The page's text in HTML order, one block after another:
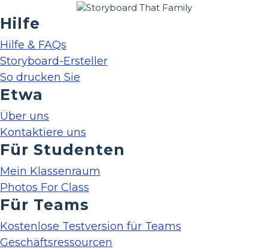
Hilfe
Hilfe & FAQs
Storyboard-Ersteller
So drucken Sie
Etwa
Über uns
Kontaktiere uns
Für Studenten
Mein Klassenraum
Photos For Class
Für Teams
Kostenlose Testversion für Teams
Geschäftsressourcen